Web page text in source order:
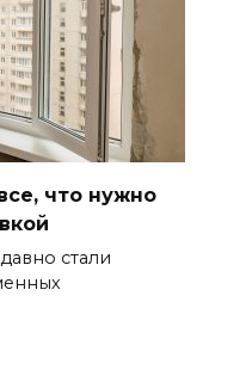
что нужно
стали